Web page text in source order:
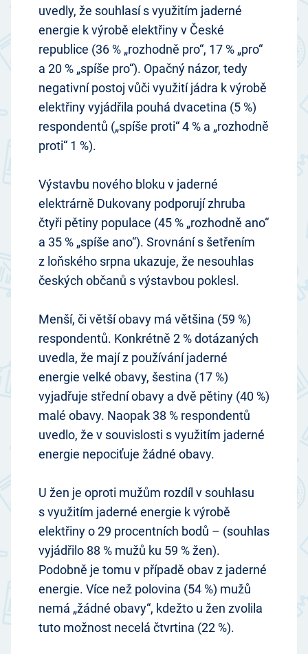
uvedly, že souhlasí s využitím jaderné
energie k výrobě elektřiny v České
republice (36 % „rozhodně pro“, 17 % „pro“
a 20 % „spíše pro“). Opačný názor, tedy
negativní postoj vůči využití jádra k výrobě
elektřiny vyjádřila pouhá dvacetina (5 %)
respondentů („spíše proti“ 4 % a „rozhodně
proti“ 1 %).
Výstavbu nového bloku v jaderné
elektrárně Dukovany podporují zhruba
čtyři pětiny populace (45 % „rozhodně ano“
a 35 % „spíše ano“). Srovnání s šetřením
z loňského srpna ukazuje, že nesouhlas
českých občanů s výstavbou poklesl.
Menší, či větší obavy má většina (59 %)
respondentů. Konkrétně 2 % dotázaných
uvedla, že mají z používání jaderné
energie velké obavy, šestina (17 %)
vyjadřuje střední obavy a dvě pětiny (40 %)
malé obavy. Naopak 38 % respondentů
uvedlo, že v souvislosti s využitím jaderné
energie nepociťuje žádné obavy.
U žen je oproti mužům rozdíl v souhlasu
s využitím jaderné energie k výrobě
elektřiny o 29 procentních bodů – (souhlas
vyjádřilo 88 % mužů ku 59 % žen).
Podobně je tomu v případě obav z jaderné
energie. Více než polovina (54 %) mužů
nemá „žádné obavy“, kdežto u žen zvolila
tuto možnost necelá čtvrtina (22 %).